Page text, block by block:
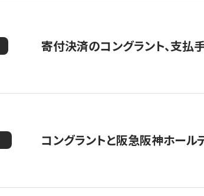
寄付決済のコングラント、支払
コングラントと阪急阪神ホール